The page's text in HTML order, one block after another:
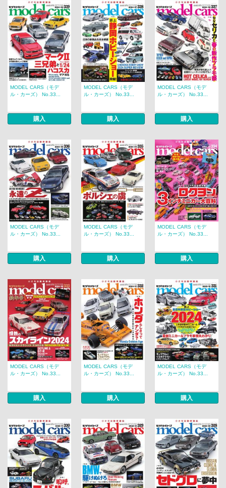
MODEL CARS（モデ
ル・カーズ） No.33...
購入
MODEL CARS（モデ
ル・カーズ） No.33...
購入
MODEL CARS（モデ
ル・カーズ） No.33...
購入
MODEL CARS（モデ
ル・カーズ） No.33...
購入
MODEL CARS（モデ
ル・カーズ） No.33...
購入
MODEL CARS（モデ
ル・カーズ） No.33...
購入
MODEL CARS（モデ
ル・カーズ） No.33...
購入
MODEL CARS（モデ
ル・カーズ） No.33...
購入
MODEL CARS（モデ
ル・カーズ） No.33...
購入